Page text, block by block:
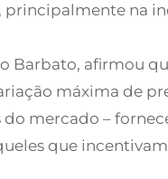
principalmente na
Barbato, afirmou
máxima de
mercado –
que